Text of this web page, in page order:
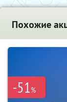
Похожие
-51%